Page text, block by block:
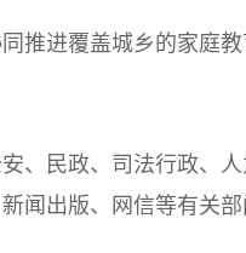
进覆盖城乡的家庭教
民政、司法行政、人
闻出版、网信等有关